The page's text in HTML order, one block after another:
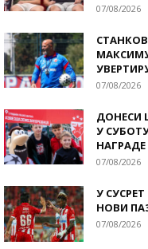
07/08/2026
07/08/2026
ДОНЕСИ
У
НАГРАДЕ
07/08/2026
У
НОВИ
07/08/2026